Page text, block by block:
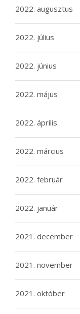
2022. augusztus
2022. július
2022. június
2022. május
2022. április
2022. március
2022. február
2022. január
2021. december
2021. november
2021. október